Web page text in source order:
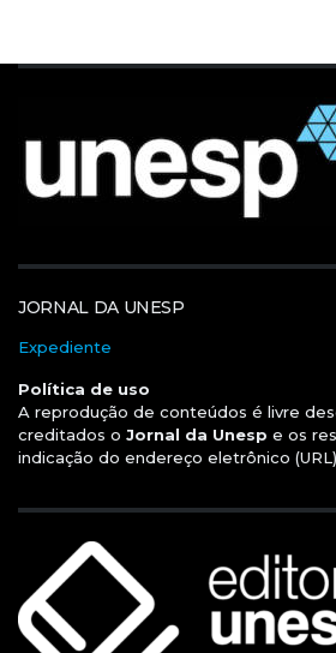
JORNAL DA UNESP
Expediente
Política de uso
A reprodução de conteúdos é livre
creditados o Jornal da Unesp e os
indicação do endereço eletrônico